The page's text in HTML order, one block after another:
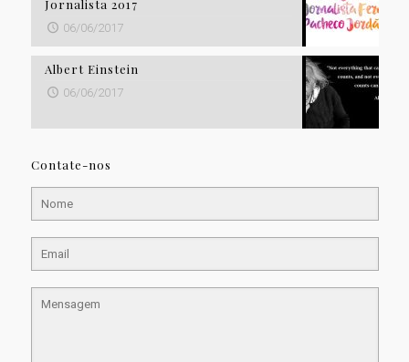
Jornalista 2017
06/06/2017
Albert Einstein
06/06/2017
Contate-nos